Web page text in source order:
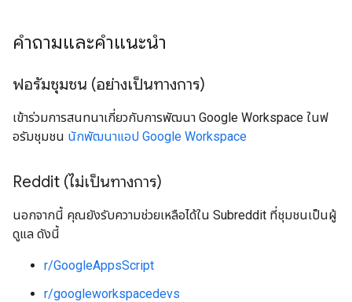
คำถามและคำแนะนำ
ฟอรัมชุมชน (อย่างเป็นทางการ)
เข้าร่วมการสนทนาเกี่ยวกับการพัฒนา Google Workspace ในฟ
อรัมชุมชน นักพัฒนาแอป Google Workspace
Reddit (ไม่เป็นทางการ)
นอกจากนี้ คุณยังรับความช่วยเหลือได้ใน Subreddit ที่ชุมชนเป็นผู้
ดูแล ดังนี้
r/GoogleAppsScript
r/googleworkspacedevs